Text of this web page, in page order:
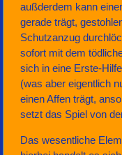
außderdem kann
gerade trägt,
Schutzanzug
sofort mit dem
sich in eine Erste-
(was aber eigentlich
einen Affen trägt,
setzt das Spiel von
Das wesentliche